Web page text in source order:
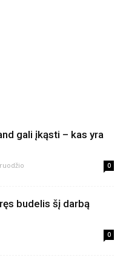
gali įkąsti – kas yra
0
budelis šį darbą
0